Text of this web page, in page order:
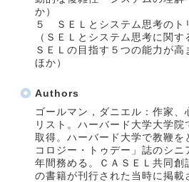
か）
５ ＳＥＬとシステム思考のト
（ＳＥＬとシステム思考に関
ＳＥＬの目指す５つの能力が
ほか）
Authors
ゴールマン，ダニエル：作家、
リスト。ハーバード大学大学院
取得。ハーバード大学で教鞭を
コロジー・トゥデー」誌のシニ
年間務める。ＣＡＳＥＬ共同創
の書籍が刊行された当時に掲載